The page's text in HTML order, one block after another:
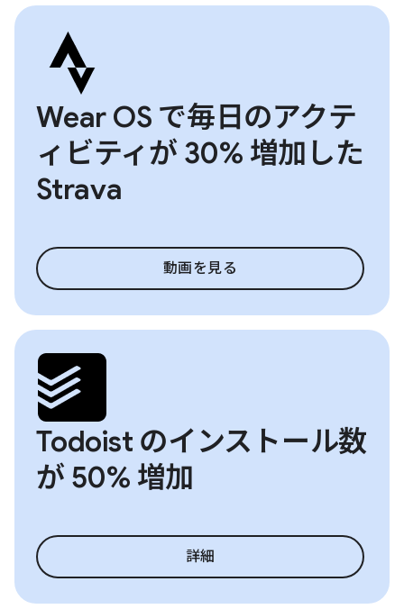
Wear OS で毎日のアクテ
ィビティが 30% 増加した
Strava
動画を見る
Todoist のインストール数
が 50% 増加
詳細